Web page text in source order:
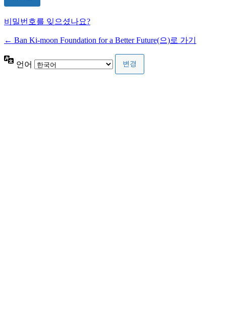
비밀번호를 잊으셨나요?
← Ban Ki-moon Foundation for a Better Future(으)로 가기
언어